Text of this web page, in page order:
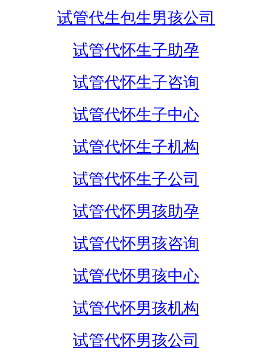
试管代生包生男孩公司
试管代怀生子助孕
试管代怀生子咨询
试管代怀生子中心
试管代怀生子机构
试管代怀生子公司
试管代怀男孩助孕
试管代怀男孩咨询
试管代怀男孩中心
试管代怀男孩机构
试管代怀男孩公司